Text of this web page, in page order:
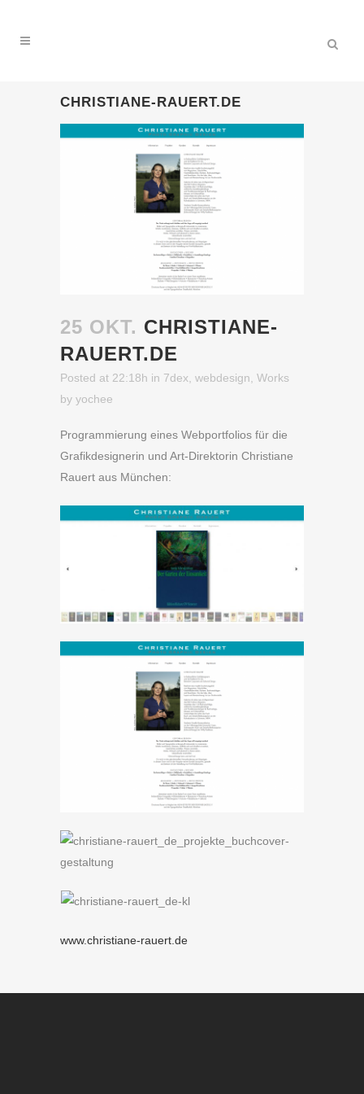
CHRISTIANE-RAUERT.DE
25 OKT. CHRISTIANE-
RAUERT.DE
Posted at 22:18h in 7dex webdesign Works
by yochee
Programmierung eines Webportfolios für die
Grafikdesignerin und Art-Direktorin Christiane
Rauert aus München:
www.christiane-rauert.de